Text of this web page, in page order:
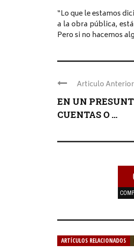
“Lo que le estamos
a la obra pública,
Pero si no hacemos
Articulo Anterior
EN UN
CUENTAS O ...
ARTÍCULOS RELACIONADOS